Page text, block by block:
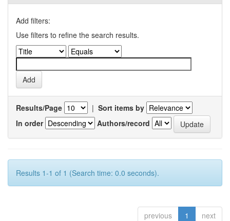
Add filters:
Use filters to refine the search results.
Results/Page | Sort items by
In order
Authors/record
Results 1-1 of 1 (Search time: 0.0 seconds).
previous 1 next